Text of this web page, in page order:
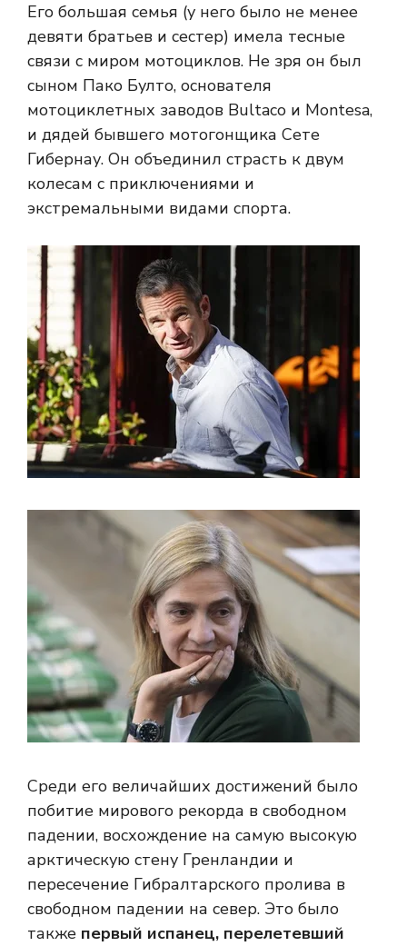
Его большая семья (у него было не менее
девяти братьев и сестер) имела тесные
связи с миром мотоциклов. Не зря он был
сыном Пако Булто, основателя
мотоциклетных заводов Bultaco и Montesa,
и дядей бывшего мотогонщика Сете
Гибернау. Он объединил страсть к двум
колесам с приключениями и
экстремальными видами спорта.
Среди его величайших достижений было
побитие мирового рекорда в свободном
падении, восхождение на самую высокую
арктическую стену Гренландии и
пересечение Гибралтарского пролива в
свободном падении на север. Это было
также первый испанец, перелетевший